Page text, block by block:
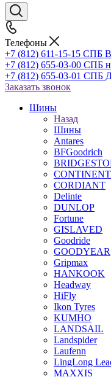
Телефоны
+7 (812) 611-15-15 СПБ
+7 (812) 655-03-00 СПБ
+7 (812) 655-03-01 СПБ
Заказать звонок
Шины
Назад
Шины
Antares
BFGoodrich
CORDIANT
Delinte
DUNLOP
Fortune
GISLAVED
Goodride
GOODYEAR
Gripmax
HANKOOK
Headway
HiFly
Ikon Tyres
KUMHO
LANDSAIL
Landspider
Laufenn
LingLong
MAXXIS